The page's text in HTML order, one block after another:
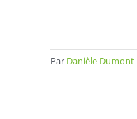
Par Danièle Dumont